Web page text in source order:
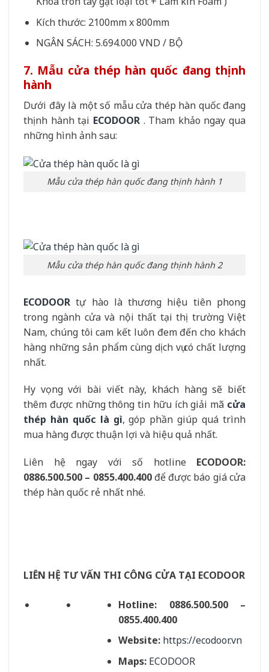
Kích thước: 2100mm x 800mm
NGÂN SÁCH: 5.694.000 VND / BỘ
7. Mẫu cửa thép hàn quốc đang thịnh
hành
Dưới đây là một số mẫu cửa thép hàn quốc đang
thịnh hành tại ECODOOR. Tham khảo ngay qua
những hình ảnh sau:
Mẫu cửa thép hàn quốc đang thịnh hành 1
Mẫu cửa thép hàn quốc đang thịnh hành 2
ECODOOR tự hào là thương hiệu tiên phong
trong ngành cửa và nội thất tại thị trường Việt
Nam, chúng tôi cam kết luôn đem đến cho khách
hàng những sản phẩm cùng dịch vụ có chất lượng
nhất.
Hy vọng với bài viết này, khách hàng sẽ biết
thêm được những thông tin hữu ích giải mã cửa
thép hàn quốc là gì, góp phần giúp quá trình
mua hàng được thuận lợi và hiệu quả nhất.
Liên hệ ngay với số hotline ECODOOR:
0886.500.500 – 0855.400.400để được báo giá cửa
thép hàn quốc rẻ nhất nhé.
LIÊN HỆ TƯ VẤN THI CÔNG CỬA TẠI ECODOOR
Hotline:
0886.500.500 –
0855.400.400
Website: https://ecodoor.vn
Maps: ECODOOR